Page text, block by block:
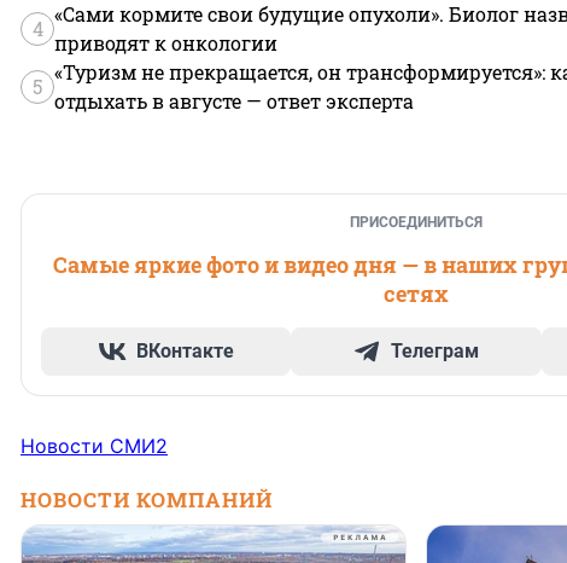
4
«Сами кормите свои будущие опухоли». Биолог
приводят к онкологии
5
«Туризм не прекращается, он трансформируется»:
отдыхать в августе — ответ эксперта
ПРИСОЕДИНИТЬСЯ
Самые яркие фото и видео дня — в наших
сетях
ВКонтакте Телеграм
Новости СМИ2
НОВОСТИ КОМПАНИЙ